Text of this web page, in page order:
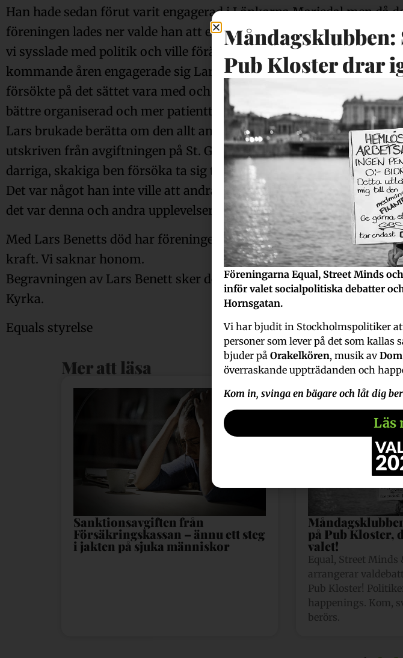
Han hade sedan förut varit engagerad i Länkarna Mariedal men då
föreningen lades ner valde han att engagera sig hos oss. Mycket för
vi sysslade med politik och ville förändra strukturer. Under de
kommande åren engagerade sig Lars Benett mycket i brukarråd och
försökte på det sättet vara med och påverka beroendevården till att
bättre organiserad och mer patienttillvänd.
Lars brukade berätta om den allt annat än positiva erfarenheten att
utskriven från avgiftningen på St. Göran alldeles för tidigt och på
darriga, skakiga ben försöka ta sig till bolaget för att överleva dagen.
Det var något han inte ville att andra skulle behöva vara med om och
det var denna och andra upplevelser som var hans drivkraft.
Med Lars Benetts död har föreningen förlorat en bra person och
kraft. Vi saknar honom.
Begravningen av Lars Benett sker den 19 januari kl.14.00 i Sånga
Kyrka.
Equals styrelse
Mer att läsa
Sanktionsavgiften från
Försäkringskassan – ännu ett steg
i jakten på sjuka människor
på Pub Kloster,
valet!
Equal, Street
arrangerar
Pub Kloster!
happenings. Kom,
berörs.
Pub Kloster drar
Föreningarna Equal, Street Minds
inför valet socialpolitiska debatter
Hornsgatan.
Vi har bjudit in Stockholmspolitiker
personer som lever på det som kallas
bjuder på Orakelkören, musik av
överraskande uppträdanden och
Kom in, svinga en bägare och låt dig
Läs